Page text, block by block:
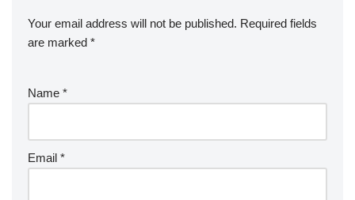
Your email address will not be published. Required fields
are marked *
Name *
Email *